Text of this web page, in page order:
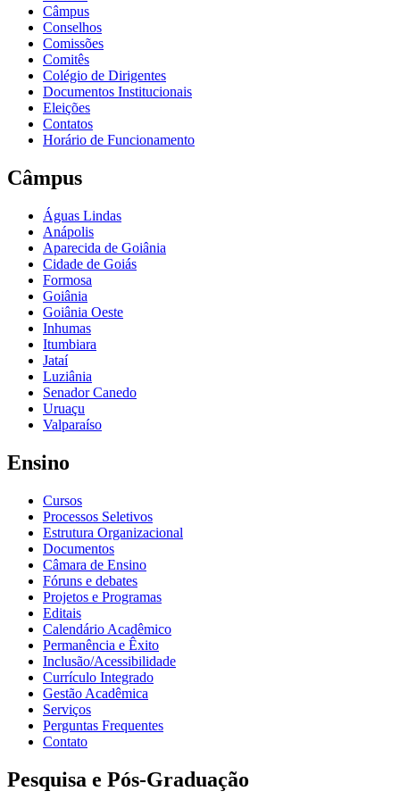
Câmpus
Conselhos
Comissões
Comitês
Colégio de Dirigentes
Documentos Institucionais
Eleições
Contatos
Horário de Funcionamento
Câmpus
Águas Lindas
Anápolis
Aparecida de Goiânia
Cidade de Goiás
Formosa
Goiânia
Goiânia Oeste
Inhumas
Itumbiara
Jataí
Luziânia
Senador Canedo
Uruaçu
Valparaíso
Ensino
Cursos
Processos Seletivos
Estrutura Organizacional
Documentos
Câmara de Ensino
Fóruns e debates
Projetos e Programas
Editais
Calendário Acadêmico
Permanência e Êxito
Inclusão/Acessibilidade
Currículo Integrado
Gestão Acadêmica
Serviços
Perguntas Frequentes
Contato
Pesquisa e Pós-Graduação